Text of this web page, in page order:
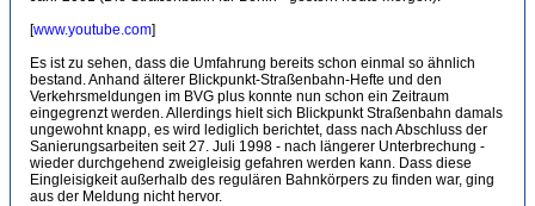
[www.youtube.com]
Es ist zu sehen, dass die Umfahrung bereits schon einmal so ähnlich
bestand. Anhand älterer Blickpunkt-Straßenbahn-Hefte und den
Verkehrsmeldungen im BVG plus konnte nun schon ein Zeitraum
eingegrenzt werden. Allerdings hielt sich Blickpunkt Straßenbahn damals
ungewohnt knapp, es wird lediglich berichtet, dass nach Abschluss der
Sanierungsarbeiten seit 27. Juli 1998 - nach längerer Unterbrechung -
wieder durchgehend zweigleisig gefahren werden kann. Dass diese
Eingleisigkeit außerhalb des regulären Bahnkörpers zu finden war, ging
aus der Meldung nicht hervor.